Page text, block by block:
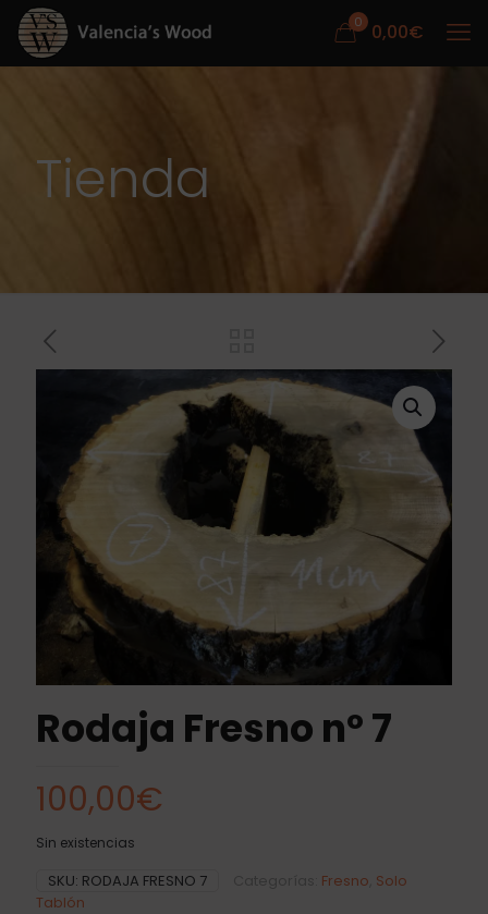
0 0,00€
Tienda
Rodaja Fresno nº 7
100,00€
Sin existencias
SKU: RODAJA FRESNO 7 Fresno Solo
Tablón